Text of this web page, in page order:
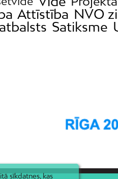
Attīstība NVO
Satiksme
sīkdatnes, kas